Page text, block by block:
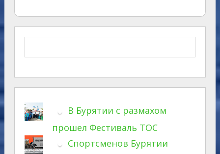
В Бурятии с размахом
прошел Фестиваль ТОС
Спортсменов Бурятии